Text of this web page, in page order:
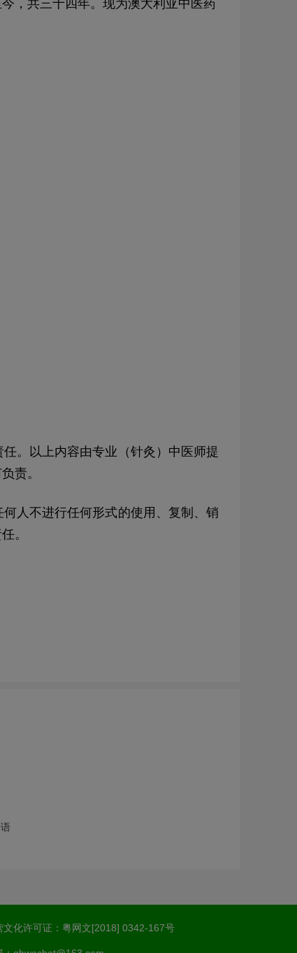
，共三十四年。现为澳大利亚中医药
。以上内容由专业（针灸）中医师提
责。
人不进行任何形式的使用、复制、销
。
文化许可证：粤网文[2018] 0342-167号